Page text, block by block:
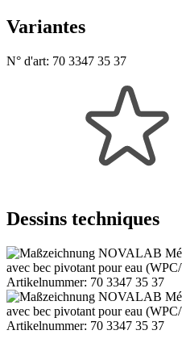
Variantes
N° d'art: 70 3347 35 37
Dessins techniques